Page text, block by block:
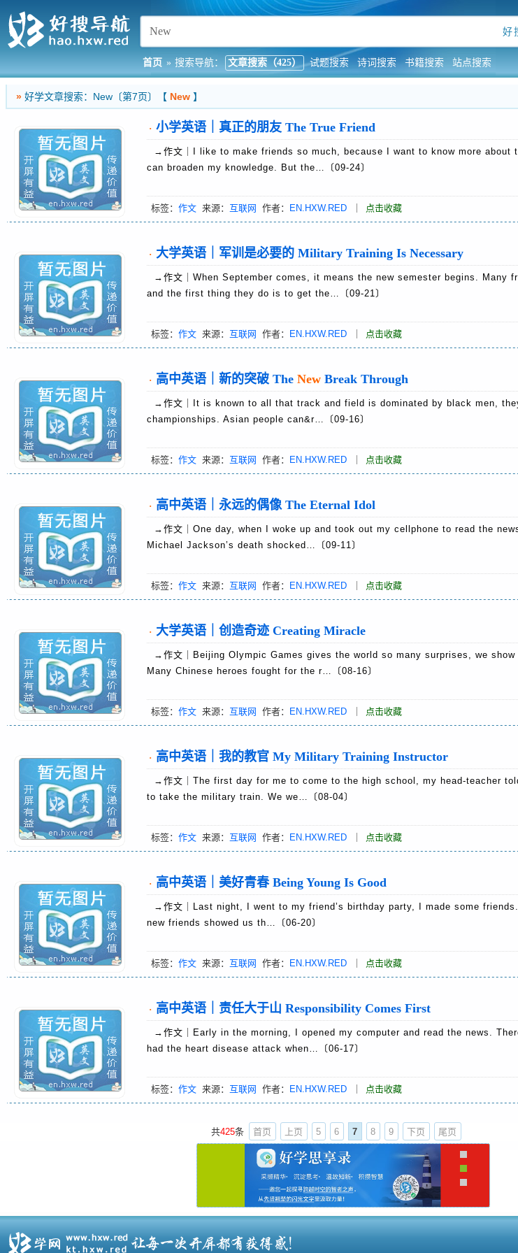
好
首页 » 搜索导航： 文章搜索（425） 试题搜索 诗词搜索 书籍搜索 站点搜索
» 好学文章搜索：New〔第7页〕【 New 】
· 小学英语｜真正的朋友 The True Friend
→作文｜I like to make friends so much, because I want to know more about
can broaden my knowledge. But the…〔09-24〕
标签： 作文 来源： 互联网 作者： EN.HXW.RED 点击收藏
· 大学英语｜军训是必要的 Military Training Is Necessary
→作文｜When September comes, it means the new semester begins. Many
and the first thing they do is to get the…〔09-21〕
标签： 作文 来源： 互联网 作者： EN.HXW.RED 点击收藏
· 高中英语｜新的突破 The NewBreak Through
→作文｜It is known to all that track and field is dominated by black men,
championships. Asian people can&r…〔09-16〕
标签： 作文 来源： 互联网 作者： EN.HXW.RED 点击收藏
· 高中英语｜永远的偶像 The Eternal Idol
→作文｜One day, when I woke up and took out my cellphone to read the
Michael Jackson’s death shocked…〔09-11〕
标签： 作文 来源： 互联网 作者： EN.HXW.RED 点击收藏
· 大学英语｜创造奇迹 Creating Miracle
→作文｜Beijing Olympic Games gives the world so many surprises, we show
Many Chinese heroes fought for the r…〔08-16〕
标签： 作文 来源： 互联网 作者： EN.HXW.RED 点击收藏
· 高中英语｜我的教官 My Military Training Instructor
→作文｜The first day for me to come to the high school, my head-teacher
to take the military train. We we…〔08-04〕
标签： 作文 来源： 互联网 作者： EN.HXW.RED 点击收藏
· 高中英语｜美好青春 Being Young Is Good
→作文｜Last night, I went to my friend’s birthday party, I made some
new friends showed us th…〔06-20〕
标签： 作文 来源： 互联网 作者： EN.HXW.RED 点击收藏
· 高中英语｜责任大于山 Responsibility Comes First
→作文｜Early in the morning, I opened my computer and read the news.
had the heart disease attack when…〔06-17〕
标签： 作文 来源： 互联网 作者： EN.HXW.RED 点击收藏
共425条 首页 上页 5 6 7 8 9 下页 尾页